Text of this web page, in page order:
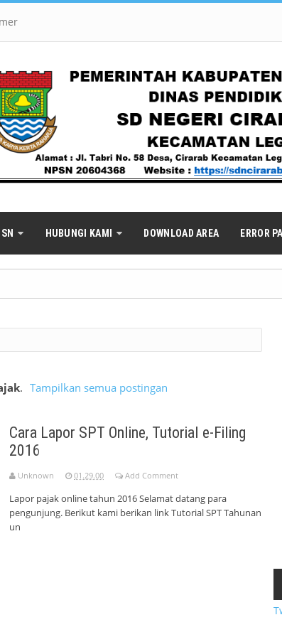
HUBUNGI KAMI DOWNLOAD AREA ERROR
. Tampilkan semua postingan
Cara Lapor SPT Online, Tutorial e-Filing
2016
Unknown 01.29.00 Add Comment
Lapor pajak online tahun 2016 Selamat datang para
pengunjung. Berikut kami berikan link Tutorial SPT Tahunan
un